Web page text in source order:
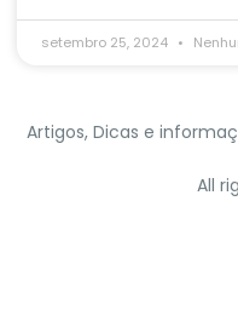
setembro 25, 2024
Artigos, Dicas e
All